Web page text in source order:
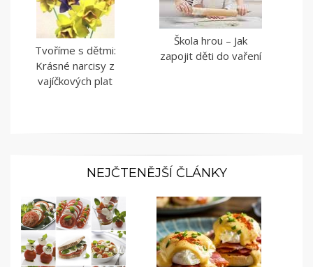
Tvoříme s dětmi:
Krásné narcisy z
vajíčkových plat
Škola hrou – Jak
zapojit děti do vaření
NEJČTENĚJŠÍ ČLÁNKY